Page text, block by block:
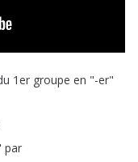
1er groupe en "-er"
par